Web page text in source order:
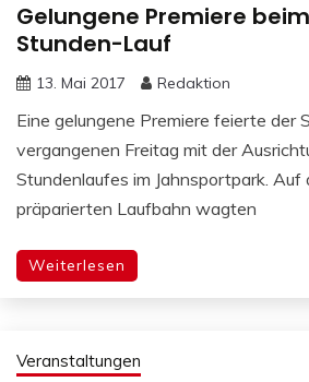
Gelungene Premiere
Stunden-Lauf
13. Mai 2017 Redaktion
Eine gelungene Premiere feierte der
vergangenen Freitag mit der
Stundenlaufes im Jahnsportpark. Auf
präparierten Laufbahn wagten
Weiterlesen
Veranstaltungen